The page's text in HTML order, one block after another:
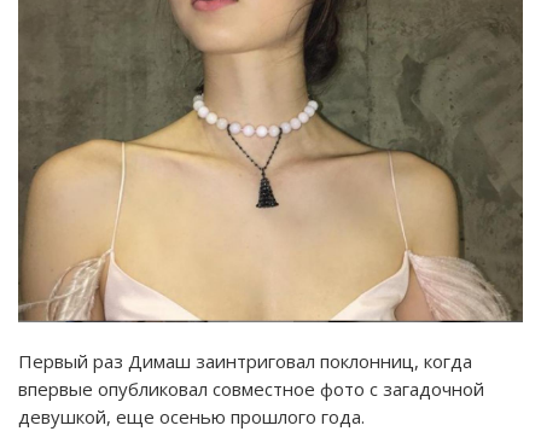
Первый раз Димаш заинтриговал поклонниц, когда
впервые опубликовал совместное фото с загадочной
девушкой, еще осенью прошлого года.